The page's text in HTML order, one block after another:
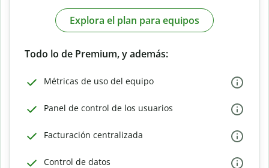
Explora el plan para equipos
Todo lo de Premium, y además:
Métricas de uso del equipo
Panel de control de los usuarios
Facturación centralizada
Control de datos